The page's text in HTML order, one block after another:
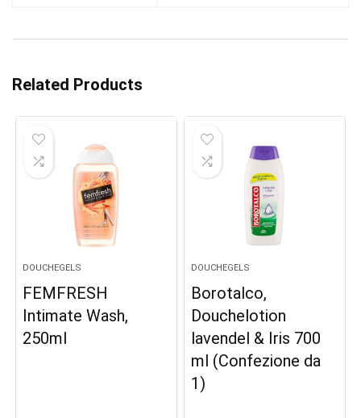
Related Products
DOUCHEGELS
FEMFRESH
Intimate Wash,
250ml
DOUCHEGELS
Borotalco,
Douchelotion
lavendel & Iris 700
ml (Confezione da
1)